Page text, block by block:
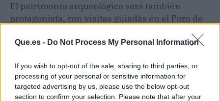
Que.es - Do Not Process My Personal Information
If you wish to opt-out of the sale, sharing to third parties, or
processing of your personal or sensitive information for
targeted advertising by us, please use the below opt-out
section to confirm your selection. Please note that after your
El patrimonio arqueológico será también
protagonista, con visitas guiadas en el Pozo de
Arqueológico del Botánico, Cueva de Salamanca
programa suma también música, con
conciertos en Monumenta Salmanticae.